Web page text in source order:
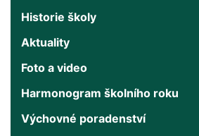
Historie školy
Aktuality
Foto a video
Harmonogram školního roku
Výchovné poradenství